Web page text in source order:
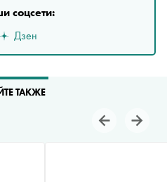
соцсети:
Дзен
ТАКЖЕ